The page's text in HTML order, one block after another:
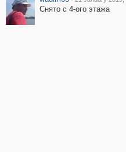
Снято с 4-ого этажа